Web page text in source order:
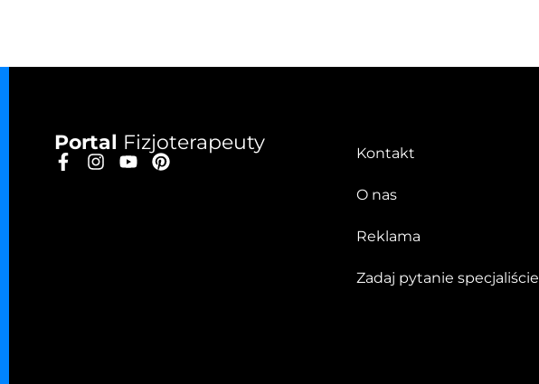
Portal Fizjoterapeuty Kontakt
O nas
Reklama
Zadaj pytanie specjaliście